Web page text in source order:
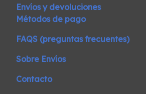
Envíos y devoluciones
Métodos de pago
FAQS (preguntas frecuentes)
Sobre Envíos
Contacto